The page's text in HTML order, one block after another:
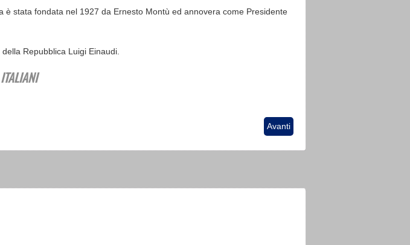
è stata fondata nel 1927 da Ernesto Montù ed annovera come Presidente
Repubblica Luigi Einaudi.
Articolo successivo: Come Associarsi
Avanti